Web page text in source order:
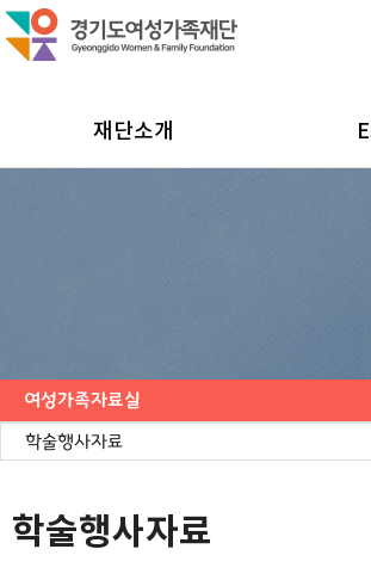
재단소개
여성가족자료실
연구보고서
학술행사자료
학술행사자료